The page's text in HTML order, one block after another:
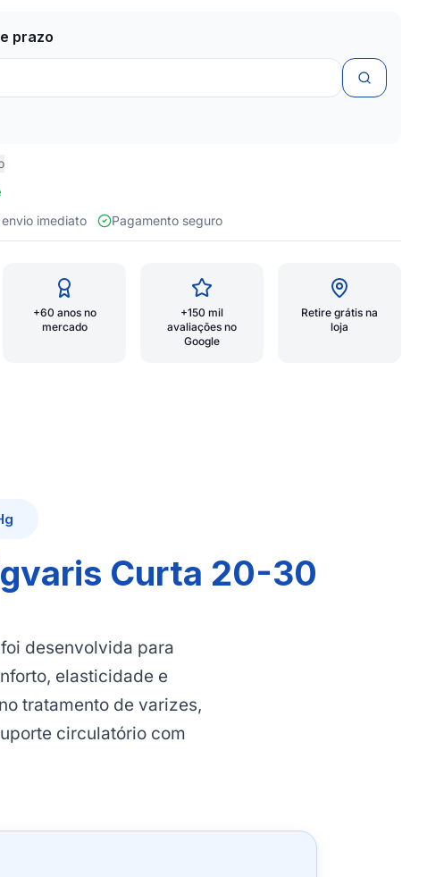
prazo
imediato
Pagamento seguro
+60 anos no
mercado
+150 mil
avaliações no
Google
Retire grátis na
loja
Curta 20-30
desenvolvida para
elasticidade e
tratamento de varizes,
circulatório com